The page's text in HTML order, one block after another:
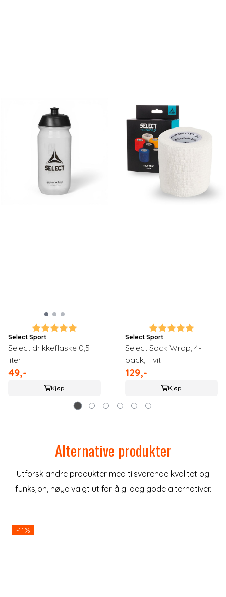
Karakter:
Select Sport
Select drikkeflaske 0,5
liter
49,-
Kjøp
Karakter:
Select Sport
Select Sock Wrap, 4-
pack, Hvit
129,-
Kjøp
Alternative produkter
Utforsk andre produkter med tilsvarende kvalitet og
funksjon, nøye valgt ut for å gi deg gode alternativer.
-11%